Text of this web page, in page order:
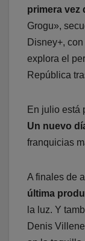
primera vez
Grogu»,
Disney+,
explora el
República
En julio está
Un nuevo
franquicias
A finales de
última
la luz. Y
Denis